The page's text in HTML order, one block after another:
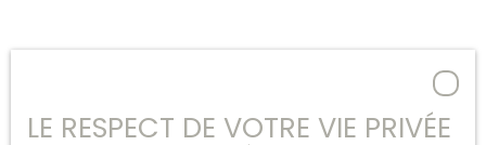
LE RESPECT DE VOTRE VIE PRIVÉE